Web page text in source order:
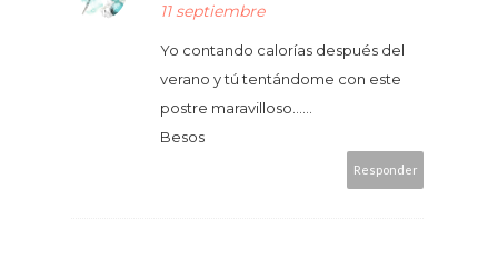
11 septiembre
Yo contando calorías después del
verano y tú tentándome con este
postre maravilloso......
Besos
Responder